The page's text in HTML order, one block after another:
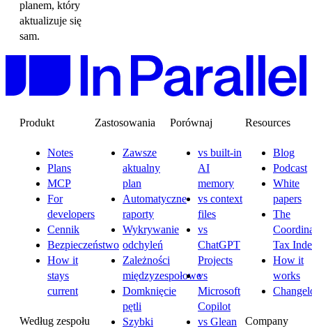
planem, który
aktualizuje się
sam.
Produkt
Notes
Plans
MCP
For
developers
Cennik
Bezpieczeństwo
How it
stays
current
Według zespołu
Zastosowania
Zawsze
aktualny
plan
Automatyczne
raporty
Wykrywanie
odchyleń
Zależności
międzyzespołowe
Domknięcie
pętli
Szybki
Porównaj
vs built-in
AI
memory
vs context
files
vs
ChatGPT
Projects
vs
Microsoft
Copilot
vs Glean
Resources
Blog
Podcast
White
papers
The
Tax
How it
works
Company